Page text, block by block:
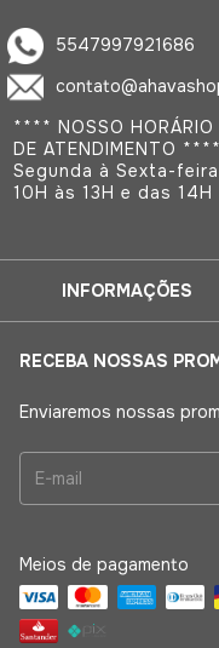
5547997921686
**** NOSSO HORÁRIO
DE ATENDIMENTO ****
Segunda à Sexta-feira |
10H às 13H e das 14H
19H | Sábado 10H às
14H | ENDEREÇO: Rua
INFORMAÇÕES
RECEBA NOSSAS
Enviaremos nossas
Meios de pagamento